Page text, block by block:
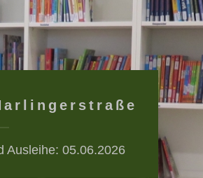
Ausleihe: 05.06.2026